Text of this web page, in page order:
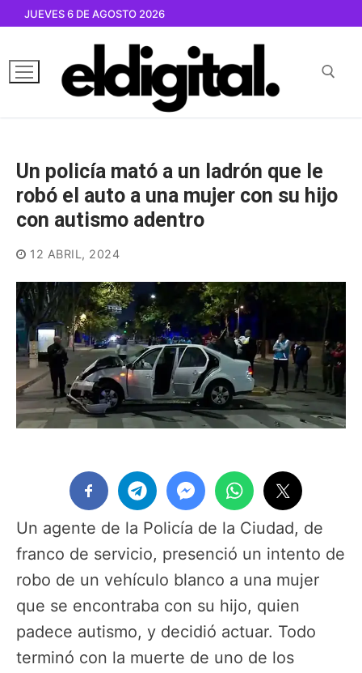
contenido
JUEVES 6 DE AGOSTO 2026
Un policía mató a un ladrón que le
robó el auto a una mujer con su hijo
con autismo adentro
12 ABRIL, 2024
Un agente de la Policía de la Ciudad, de
franco de servicio, presenció un intento de
robo de un vehículo blanco a una mujer
que se encontraba con su hijo, quien
padece autismo, y decidió actuar. Todo
terminó con la muerte de uno de los